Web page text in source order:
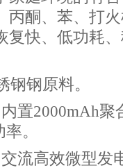
丙酮、苯、打
复快、低功耗
钢钢原料。
置2000mAh
。
流高效微型发